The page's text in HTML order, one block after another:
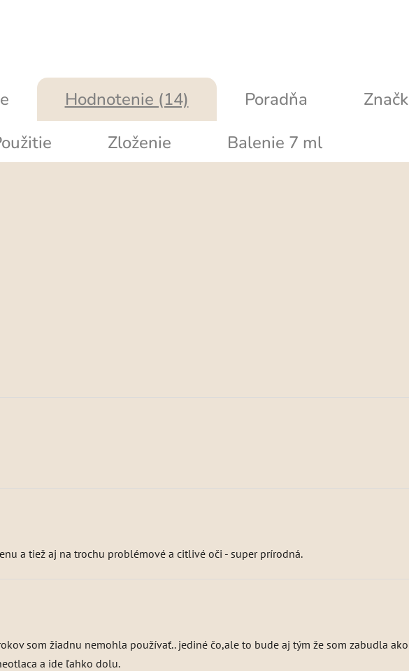
Hodnotenie (14) Poradňa
Zloženie Balenie 7 ml
a tiež aj na trochu problémové a citlivé oči - super prírodná.
som žiadnu nemohla používať.. jediné čo,ale to bude aj tým že som zabudla
a ide ľahko dolu.